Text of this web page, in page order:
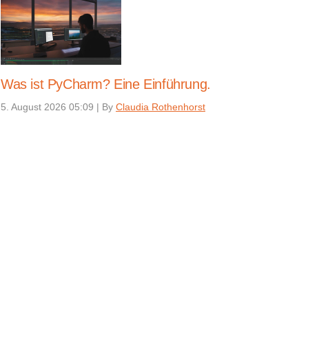
Was ist PyCharm? Eine Einführung.
5. August 2026 05:09 | By Claudia Rothenhorst